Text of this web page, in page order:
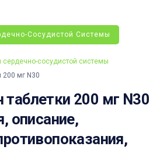
Сосудистой Системы
сердечно-сосудистой системы
200 мг N30
200 мг N30
описание,